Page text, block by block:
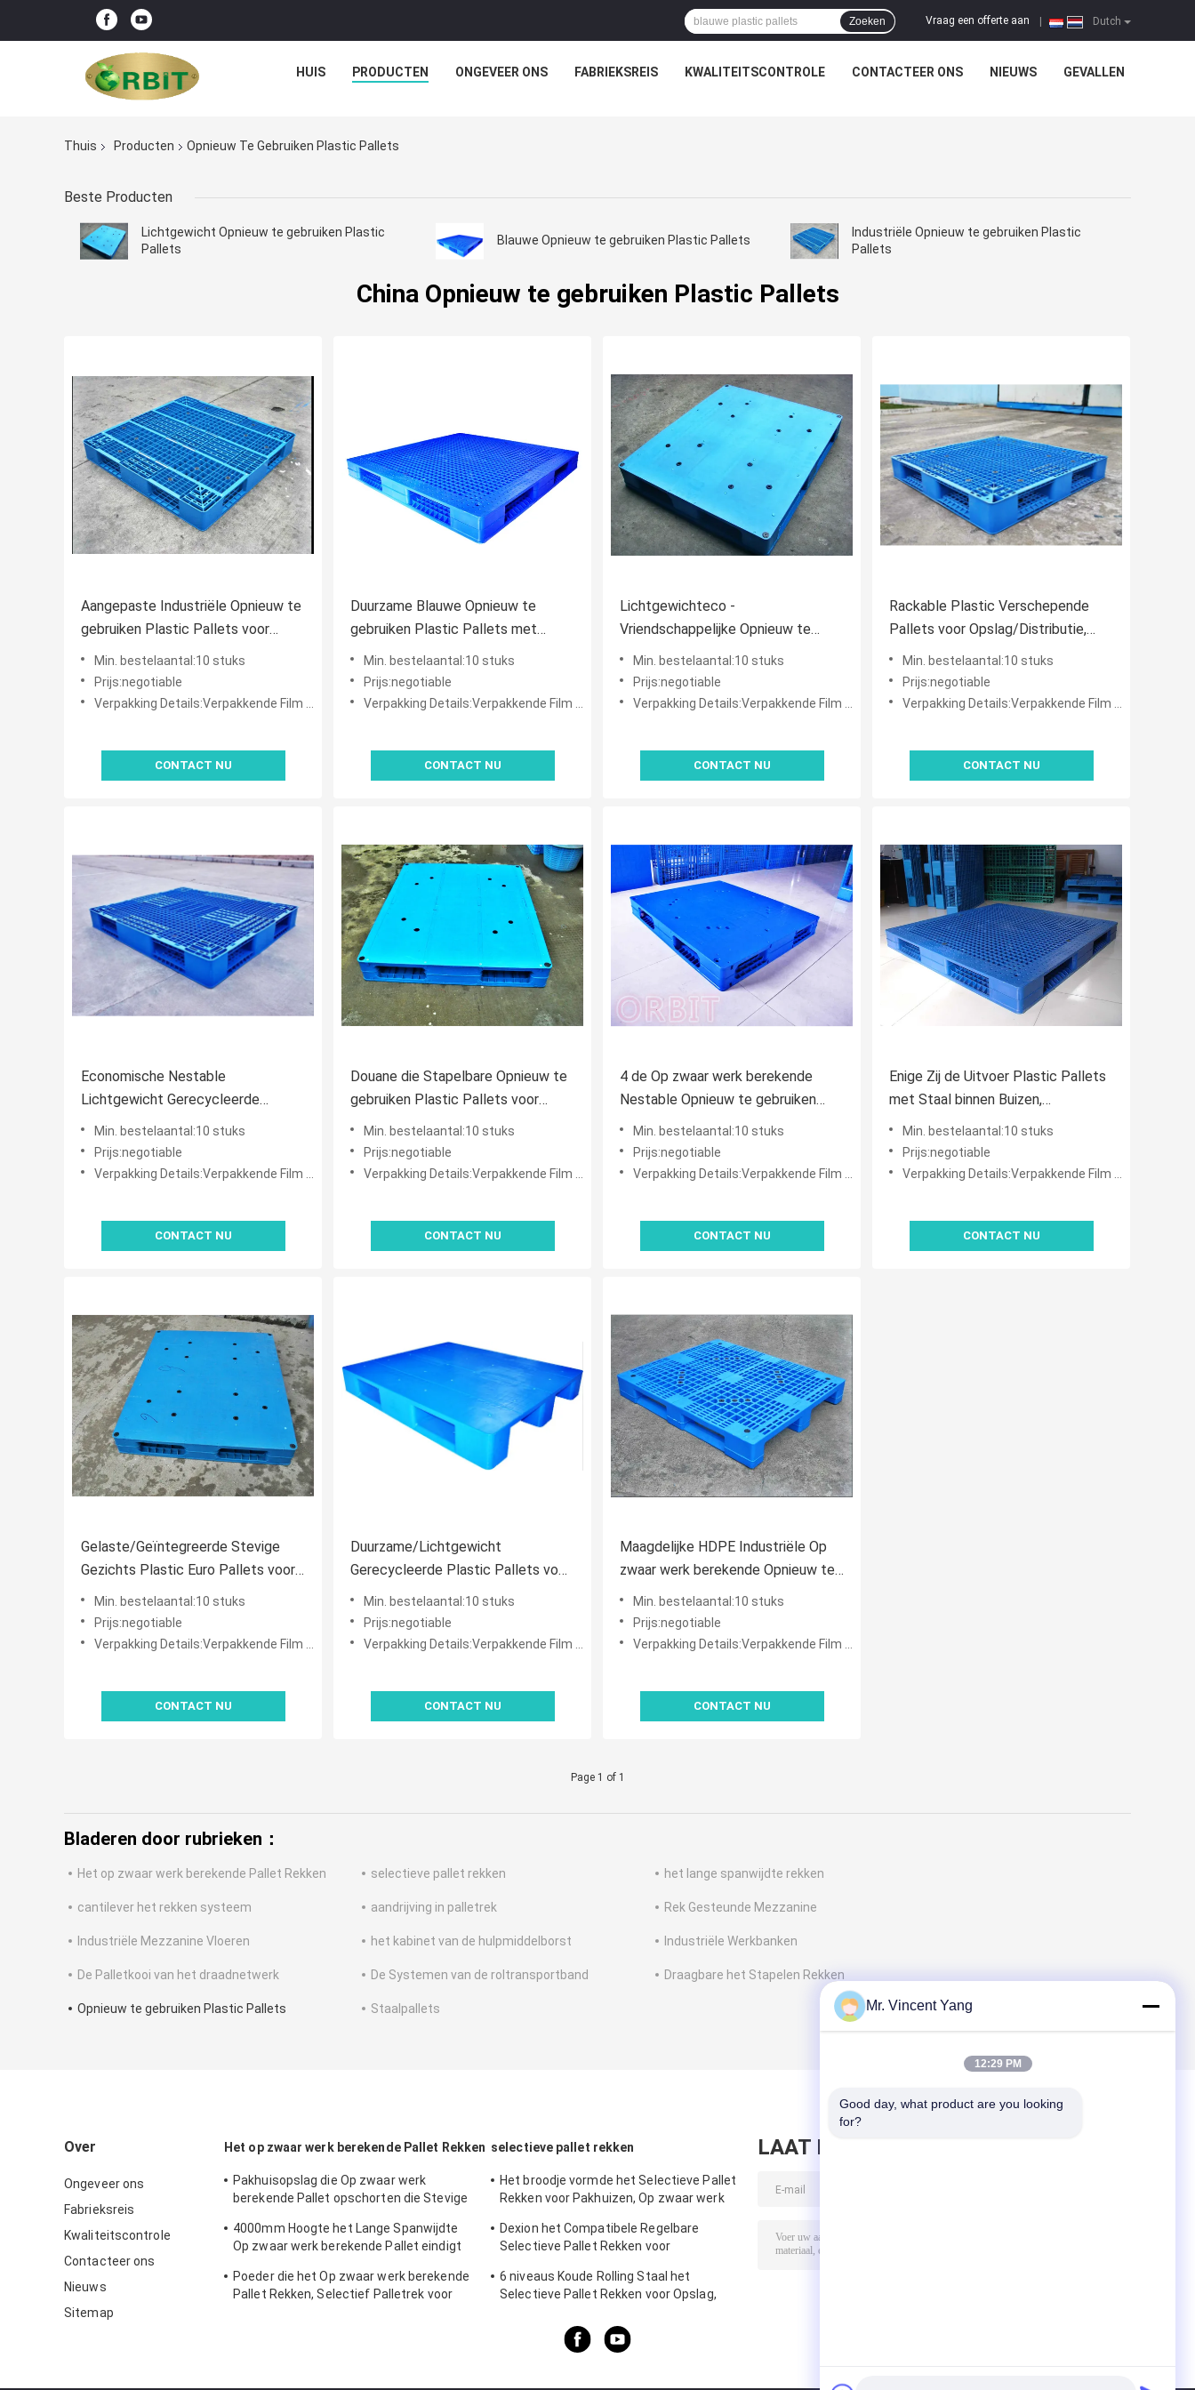
Dutch
Vraag een offerte aan
Zoeken
HUIS PRODUCTEN ONGEVEER ONS FABRIEKSREIS KWALITEITSCONTROLE CONTACTEER ONS NIEUWS GEVALLEN
Thuis Producten Opnieuw Te Gebruiken Plastic Pallets
Beste Producten
Lichtgewicht Opnieuw te gebruiken Plastic
Pallets
Blauwe Opnieuw te gebruiken Plastic Pallets
Industriële Opnieuw te gebruiken Plastic
Pallets
China Opnieuw te gebruiken Plastic Pallets
Aangepaste Industriële Opnieuw te
gebruiken Plastic Pallets voor
Vervoer/Opslag
Min. bestelaantal:10 stuks
Prijs:negotiable
Verpakking Details:Verpakkende Film en Verpakkingsriem
CONTACT NU
Duurzame Blauwe Opnieuw te
gebruiken Plastic Pallets met
Maagdelijke HDPE/Gerecycleerde
pp
Min. bestelaantal:10 stuks
Prijs:negotiable
Verpakking Details:Verpakkende Film en Verpakkingsriem
CONTACT NU
Lichtgewichteco -
Vriendschappelijke Opnieuw te
gebruiken Plastic Pallets voor
Pakhuis het Rekken Systeem
Min. bestelaantal:10 stuks
Prijs:negotiable
Verpakking Details:Verpakkende Film en Verpakkingsriem
CONTACT NU
Rackable Plastic Verschepende
Pallets voor Opslag/Distributie,
Blauw Plastic Pallet Recycling
Min. bestelaantal:10 stuks
Prijs:negotiable
Verpakking Details:Verpakkende Film en Verpakkingsriem
CONTACT NU
Economische Nestable
Lichtgewicht Gerecycleerde
Plastic Pallets voor Pakhuisopslag
Min. bestelaantal:10 stuks
Prijs:negotiable
Verpakking Details:Verpakkende Film en Verpakkingsriem
CONTACT NU
Douane die Stapelbare Opnieuw te
gebruiken Plastic Pallets voor
Industrieel Pakket verschepen
Min. bestelaantal:10 stuks
Prijs:negotiable
Verpakking Details:Verpakkende Film en Verpakkingsriem
CONTACT NU
4 de Op zwaar werk berekende
Nestable Opnieuw te gebruiken
Plastic Pallets van de manieringang
voor Multi - Gebruik
Min. bestelaantal:10 stuks
Prijs:negotiable
Verpakking Details:Verpakkende Film en Verpakkingsriem
CONTACT NU
Enige Zij de Uitvoer Plastic Pallets
met Staal binnen Buizen,
1000×1000×150
Min. bestelaantal:10 stuks
Prijs:negotiable
Verpakking Details:Verpakkende Film en Verpakkingsriem
CONTACT NU
Gelaste/Geïntegreerde Stevige
Gezichts Plastic Euro Pallets voor
Voedselopslag
Min. bestelaantal:10 stuks
Prijs:negotiable
Verpakking Details:Verpakkende Film en Verpakkingsriem
CONTACT NU
Duurzame/Lichtgewicht
Gerecycleerde Plastic Pallets voor
Logistisch, Blauw/Rood
Min. bestelaantal:10 stuks
Prijs:negotiable
Verpakking Details:Verpakkende Film en Verpakkingsriem
CONTACT NU
Maagdelijke HDPE Industriële Op
zwaar werk berekende Opnieuw te
gebruiken Plastic Pallets voor
Pakhuispakket
Min. bestelaantal:10 stuks
Prijs:negotiable
Verpakking Details:Verpakkende Film en Verpakkingsriem
CONTACT NU
Page 1 of 1
Bladeren door rubrieken：
Het op zwaar werk berekende Pallet Rekken selectieve pallet rekken het lange spanwijdte rekken
cantilever het rekken systeem aandrijving in palletrek Rek Gesteunde Mezzanine
Industriële Mezzanine Vloeren het kabinet van de hulpmiddelborst Industriële Werkbanken
De Palletkooi van het draadnetwerk De Systemen van de roltransportband Draagbare het Stapelen Rekken
Opnieuw te gebruiken Plastic Pallets Staalpallets
Over
Ongeveer ons
Fabrieksreis
Kwaliteitscontrole
Contacteer ons
Nieuws
Sitemap
Het op zwaar werk berekende Pallet Rekken
Pakhuisopslag die Op zwaar werk
berekende Pallet opschorten die Stevige
4000mm Hoogte het Lange Spanwijdte
Op zwaar werk berekende Pallet eindigt
Poeder die het Op zwaar werk berekende
Pallet Rekken, Selectief Palletrek voor
selectieve pallet rekken
Het broodje vormde het Selectieve Pallet
Rekken voor Pakhuizen, Op zwaar werk
Dexion het Compatibele Regelbare
Selectieve Pallet Rekken voor
6 niveaus Koude Rolling Staal het
Selectieve Pallet Rekken voor Opslag,
LAAT BERICHT ACHTER
Mr. Vincent Yang
12:29 PM
Good day, what product are you looking
for?